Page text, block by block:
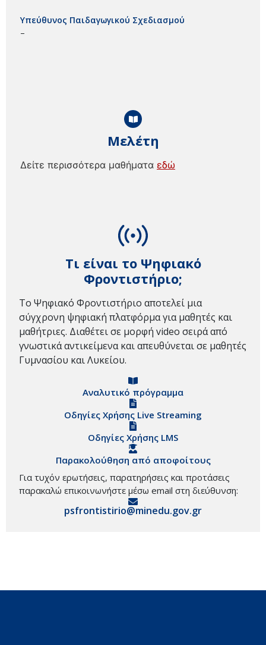
Τι είναι το Ψηφιακό
Φροντιστήριο;
Το Ψηφιακό Φροντιστήριο αποτελεί μια
σύγχρονη ψηφιακή πλατφόρμα για μαθητές και
μαθήτριες. Διαθέτει σε μορφή video σειρά από
γνωστικά αντικείμενα και απευθύνεται σε μαθητές
Γυμνασίου και Λυκείου.
Αναλυτικό πρόγραμμα
Οδηγίες Χρήσης Live Streaming
Οδηγίες Χρήσης LMS
Παρακολούθηση από αποφοίτους
Για τυχόν ερωτήσεις, παρατηρήσεις και προτάσεις
παρακαλώ επικοινωνήστε μέσω email στη διεύθυνση:
psfrontistirio@minedu.gov.gr
Μελέτη
Δείτε περισσότερα μαθήματα εδώ
Υπεύθυνος Παιδαγωγικού Σχεδιασμού
–